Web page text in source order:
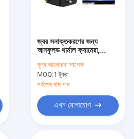
জ্বর সনাক্তকরণের জন্য
আনকুলড থার্মাল ক্যামেরা,
ইমেজিং কোর
মূল্য:আলোচনা সাপেক্ষ
MOQ:1 টুকরা
সর্বশেষ দাম পান
এখন যোগাযোগ